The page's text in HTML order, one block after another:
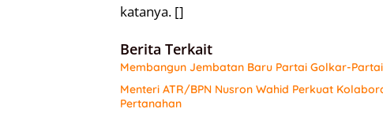
katanya. []
Berita Terkait
Membangun Jembatan Baru Partai Golkar-
Menteri ATR/BPN Nusron Wahid Perkuat
Pertanahan